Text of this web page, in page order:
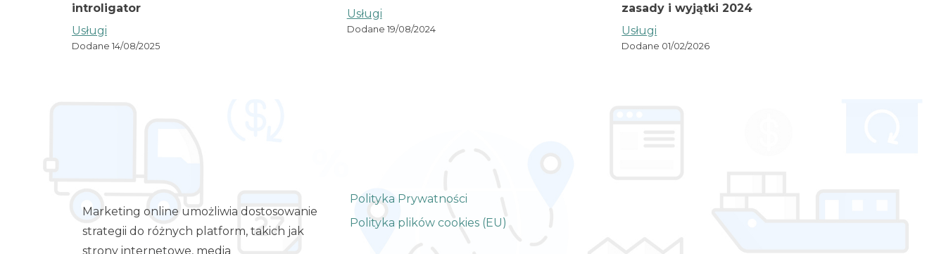
introligator
Usługi
Dodane 14/08/2025
Usługi
Dodane 19/08/2024
zasady i wyjątki 2024
Usługi
Dodane 01/02/2026
Marketing online umożliwia dostosowanie
strategii do różnych platform, takich jak
strony internetowe, media
Polityka Prywatności
Polityka plików cookies (EU)